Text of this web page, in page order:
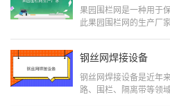
果园围栏网是一种用于
此果园围栏网的生产厂
围栏网生产厂家，并...
钢丝网焊接设备
钢丝网焊接设备是近年
路、围栏、隔离带等领